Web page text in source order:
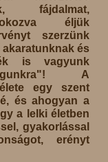
fájdalmat,
éljük
szerzünk
és
is vagyunk
A
egy szent
és ahogyan a
a lelki életben
gyakorlással
erényt